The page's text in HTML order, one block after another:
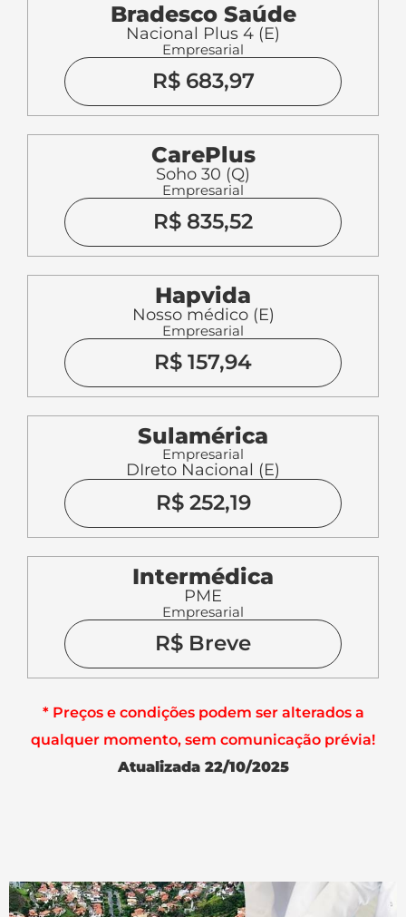
Bradesco Saúde
Nacional Plus 4 (E)
Empresarial
R$ 683,97
CarePlus
Soho 30 (Q)
Empresarial
R$ 835,52
Hapvida
Nosso médico (E)
Empresarial
R$ 157,94
Sulamérica
Empresarial
DIreto Nacional (E)
R$ 252,19
Intermédica
PME
Empresarial
R$ Breve
* Preços e condições podem ser alterados a
qualquer momento, sem comunicação prévia!
Atualizada 22/10/2025